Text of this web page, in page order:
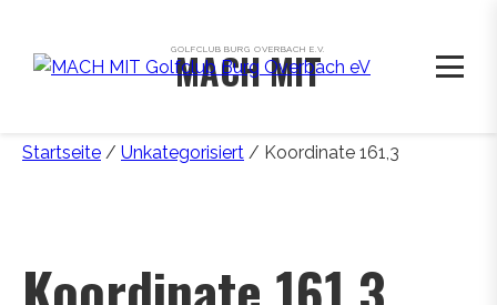
GOLFCLUB BURG OVERBACH E.V.
MACH MIT
Startseite / Unkategorisiert / Koordinate 161,3